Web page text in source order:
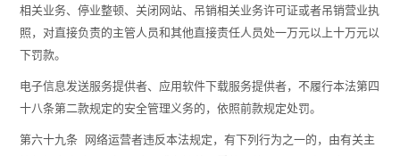
相关业务、停业整顿、关闭网站、吊销相关业务许可证或者吊销营业执
照，对直接负责的主管人员和其他直接责任人员处一万元以上十万元以
下罚款。
电子信息发送服务提供者、应用软件下载服务提供者，不履行本法第四
十八条第二款规定的安全管理义务的，依照前款规定处罚。
第六十九条 网络运营者违反本法规定，有下列行为之一的，由有关主